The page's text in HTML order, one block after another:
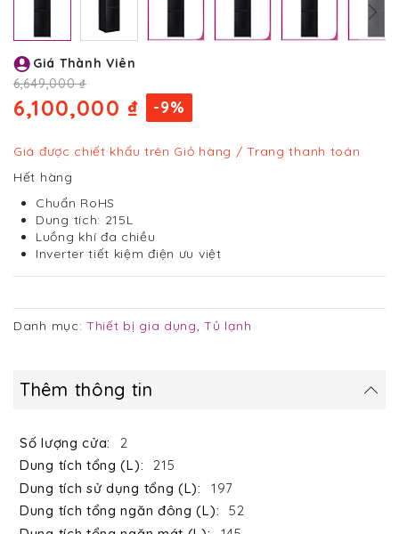
đến
phần
đầu
của
viện
ảnh
Giá Thành Viên
6,649,000 ₫
6,100,000 ₫ -9%
Giá được chiết khấu trên Giỏ hàng / Trang thanh toán
Hết hàng
Chuẩn RoHS
Dung tích: 215L
Luồng khí đa chiều
Inverter tiết kiệm điện ưu việt
Danh mục: Thiết bị gia dụng,Tủ lạnh
Thêm thông tin
2
215
197
52